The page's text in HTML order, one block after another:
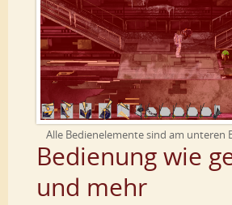
Alle Bedienelemente sind am unteren
Bedienung wie
und mehr